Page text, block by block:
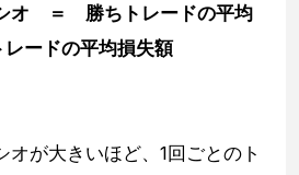
オ ＝ 勝ちトレードの平均
ードの平均損失額
オが大きいほど、1回ごとのト